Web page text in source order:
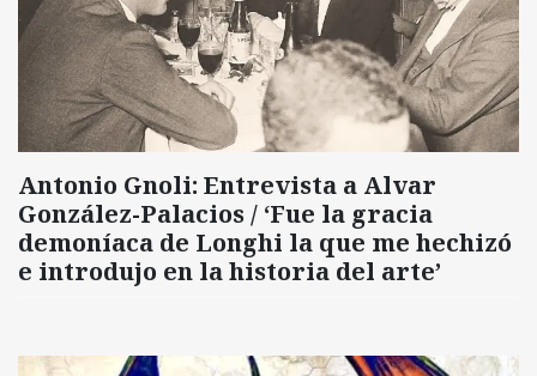
Antonio Gnoli: Entrevista a Alvar
González-Palacios / ‘Fue la gracia
demoníaca de Longhi la que me hechizó
e introdujo en la historia del arte’